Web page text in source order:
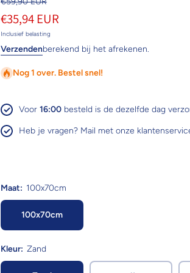
€35,94 EUR
Inclusief belasting
Verzendenberekend bij het afrekenen.
Nog 1 over. Bestel snel!
Voor 16:00besteld is de dezelfde dag
Heb je vragen? Mail met onze
Maat: 100x70cm
100x70cm
Kleur: Zand